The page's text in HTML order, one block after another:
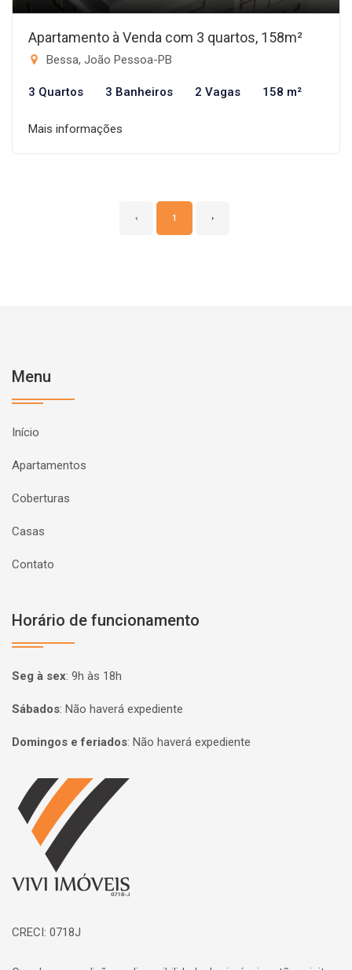
Apartamento à Venda com 3 quartos, 158m²
Bessa, João Pessoa-PB
3 Quartos 3 Banheiros 2 Vagas 158 m²
Mais informações
‹ 1 ›
Menu
Início
Apartamentos
Coberturas
Casas
Contato
Horário de funcionamento
Seg à sex: 9h às 18h
Sábados: Não haverá expediente
Domingos e feriados: Não haverá expediente
Página inicial
CRECI: 0718J